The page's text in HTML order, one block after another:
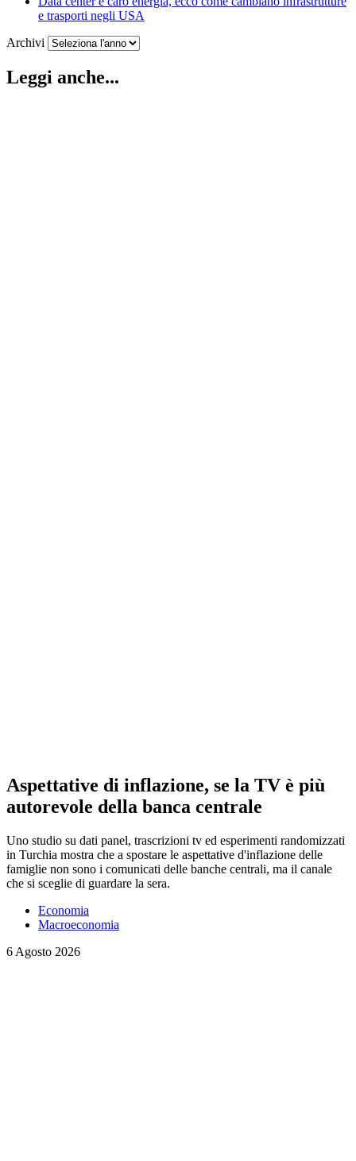
e trasporti negli USA
Archivi
Leggi anche...
Aspettative di inflazione, se la TV è più
autorevole della banca centrale
Uno studio su dati panel, trascrizioni tv ed esperimenti randomizzati
in Turchia mostra che a spostare le aspettative d'inflazione delle
famiglie non sono i comunicati delle banche centrali, ma il canale
che si sceglie di guardare la sera.
Economia
Macroeconomia
6 Agosto 2026